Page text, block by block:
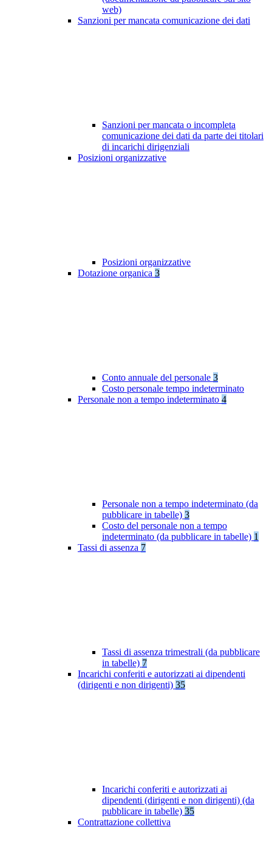
web)
Sanzioni per mancata comunicazione dei dati
Sanzioni per mancata o incompleta
comunicazione dei dati da parte dei titolari
di incarichi dirigenziali
Posizioni organizzative
Posizioni organizzative
Dotazione organica 3
Conto annuale del personale 3
Costo personale tempo indeterminato
Personale non a tempo indeterminato 4
Personale non a tempo indeterminato (da
pubblicare in tabelle) 3
Costo del personale non a tempo
indeterminato (da pubblicare in tabelle) 1
Tassi di assenza 7
Tassi di assenza trimestrali (da pubblicare
in tabelle) 7
Incarichi conferiti e autorizzati ai dipendenti
(dirigenti e non dirigenti) 35
Incarichi conferiti e autorizzati ai
dipendenti (dirigenti e non dirigenti) (da
pubblicare in tabelle) 35
Contrattazione collettiva